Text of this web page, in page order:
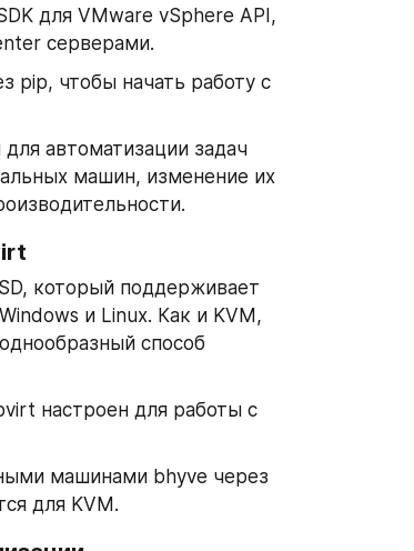
для VMware vSphere API,
серверами.
pip, чтобы начать работу с
для автоматизации задач
машин, изменение их
который поддерживает
и Linux. Как и KVM,
способ
настроен для работы с
машинами bhyve через
для KVM.